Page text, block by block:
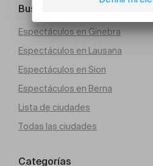
Buscar un evento
Espectáculos en Ginebra
Espectáculos en Lausana
Espectáculos en Sion
Espectáculos en Berna
Lista de ciudades
Todas las ciudades
Categorías